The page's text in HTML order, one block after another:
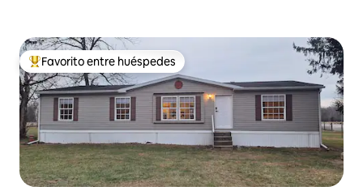
Favorito entre huéspedes preferido
Favorito entre huéspedes